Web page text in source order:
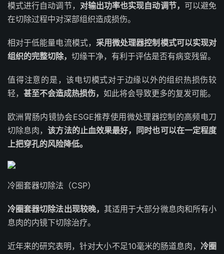
模式进行自动调节， 对输出功率也实现自动调节， 可以避免
在切除过程中对深部组织造成损伤。
相对于低能量电流模式， 采用微处理器控制模式可以实现对
组织的完整切除， 切缘干净，有利于评估是否有病变残留。
值得注意的是，该电切模式对于边缘以外的组织热损伤较
轻， 甚至不会造成热损伤， 如此将会导致更多的复发可能。
欧洲胃肠内镜协会ESGE推荐使用微处理器控制的高频电刀
切除息肉，该方法的止血效果最好，同时也可以在一定程度
上把穿孔的风险降低。
冷圈套器切除法（CSP）
冷圈套器切除法出现较晚， 其适用于大部分微息肉和所有小
息肉的内镜下切除治疗。
近年来的研究表明，针对大小不足10毫米的肠道息肉， 冷圈